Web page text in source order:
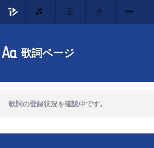
歌詞ページ
歌詞の登録状況を確認中です。